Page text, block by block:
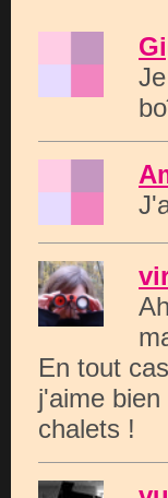
En tout
j'aime
chalets !